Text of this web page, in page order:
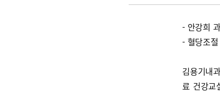
- 안강희
- 혈당조
김용기내
료 건강교